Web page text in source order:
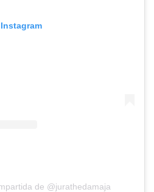
de @jurathedamaja